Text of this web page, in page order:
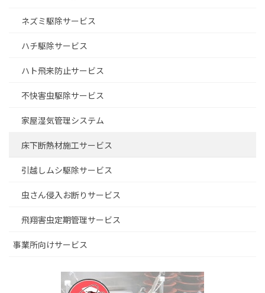
ネズミ駆除サービス
ハチ駆除サービス
ハト飛来防止サービス
不快害虫駆除サービス
家屋湿気管理システム
床下断熱材施工サービス
引越しムシ駆除サービス
虫さん侵入お断りサービス
飛翔害虫定期管理サービス
事業所向けサービス